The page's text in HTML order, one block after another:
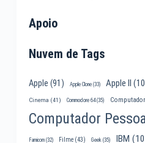
Apoio
Nuvem de Tags
Apple (91) Apple Clone(33) Apple II
Cinema (41) Commodore 64(35) Computador
Computador
Famicom(32) Filme(43) Geek (35) IBM